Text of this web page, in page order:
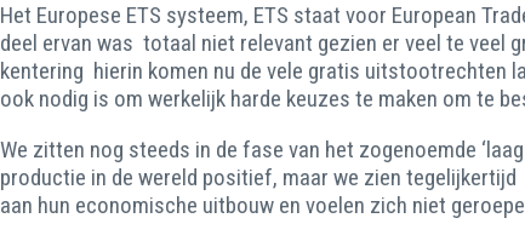
Het Europese ETS systeem, ETS staat voor European
deel ervan was totaal niet relevant gezien er veel te veel
kentering hierin komen nu de vele gratis uitstootrechten
ook nodig is om werkelijk harde keuzes te maken om te
We zitten nog steeds in de fase van het zogenoemde
productie in de wereld positief, maar we zien
aan hun economische uitbouw en voelen zich niet